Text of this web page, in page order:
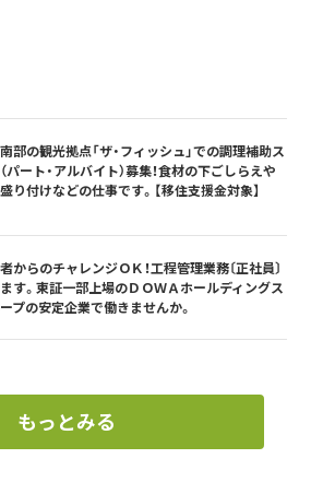
部の観光拠点「ザ・フィッシュ」での調理補助ス
パート・アルバイト）募集！食材の下ごしらえや
り付けなどの仕事です。【移住支援金対象】
からのチャレンジＯＫ！工程管理業務〔正社員〕
す。東証一部上場のＤＯＷＡホールディングス
プの安定企業で働きませんか。
もっとみる